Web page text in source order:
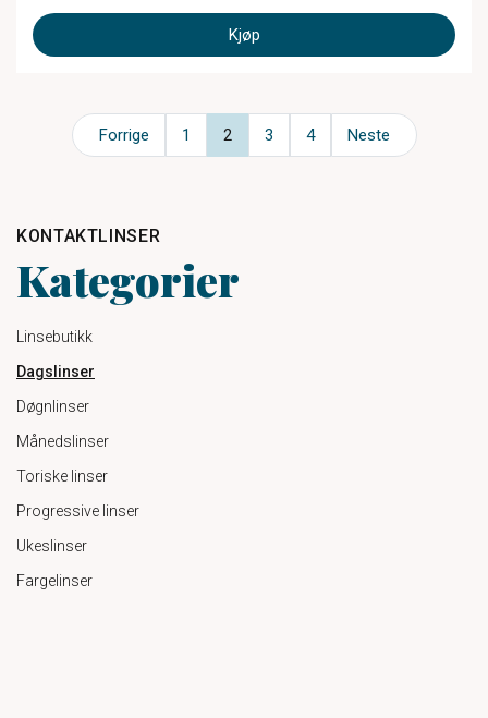
KONTAKTLINSER
Kategorier
Linsebutikk
Dagslinser
Døgnlinser
Månedslinser
Toriske linser
Progressive linser
Ukeslinser
Fargelinser
Kjøp
Forrige 1 2 3 4 Neste